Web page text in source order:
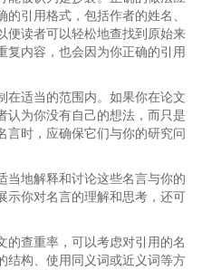
引用格式，包括作者的姓名、
便读者可以轻松地查找到原始来
复内容，也会因为你正确的引用
在适当的范围内。如果你在论文
认为你没有自己的想法，而只是
言时，应确保它们与你的研究问
当地解释和讨论这些名言与你的
示你对名言的理解和思考，还可
的查重率，可以考虑对引用的名
结构、使用同义词或近义词等方